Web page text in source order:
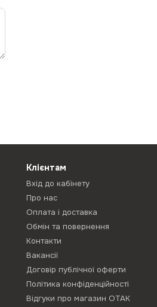
Клієнтам
Вхід до кабінету
Про нас
Оплата і доставка
Обмін та повернення
Контакти
Вакансії
Договір публічної оферти
Політика конфіденційності
Відгуки про магазин ОТАК